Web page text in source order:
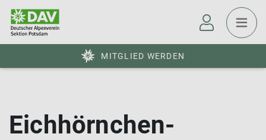
MITGLIED WERDEN
Eichhörnchen-